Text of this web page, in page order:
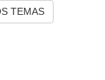
TEMAS